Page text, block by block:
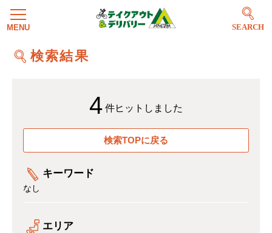
SEARCH
検索結果
4 件ヒットしました
検索TOPに戻る
キーワード
なし
エリア